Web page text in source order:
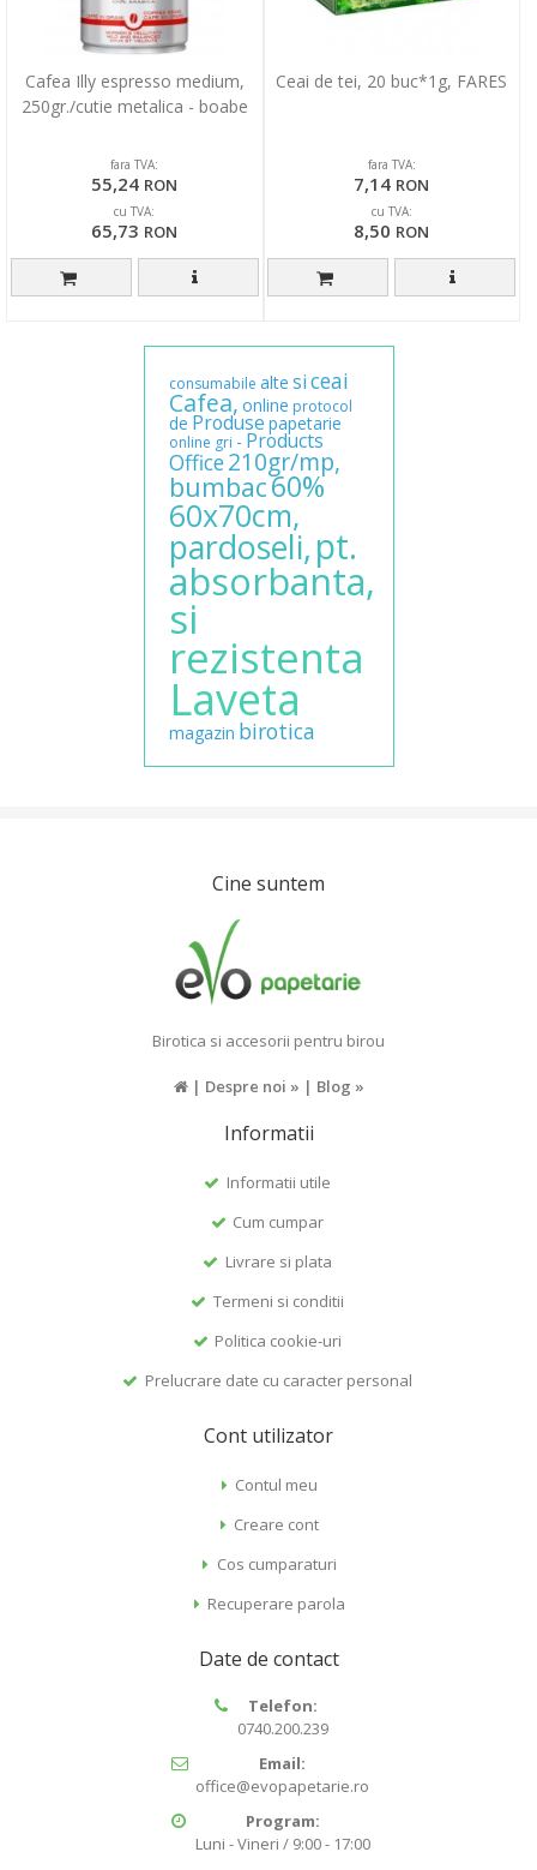
Cafea Illy espresso medium,
250gr./cutie metalica - boabe
fara TVA:
55,24 RON
cu TVA:
65,73 RON
Ceai de tei, 20 buc*1g, FARES
fara TVA:
7,14 RON
cu TVA:
8,50 RON
consumabile alte siceai
Cafea, online protocol
de Produse papetarie
online gri - Products
Office210gr/mp,
bumbac60%
60x70cm,
pardoseli,pt.
absorbanta,
si
rezistenta
Laveta
magazin birotica
Cine suntem
Birotica si accesorii pentru birou
| Despre noi » | Blog »
Informatii
Informatii utile
Cum cumpar
Livrare si plata
Termeni si conditii
Politica cookie-uri
Prelucrare date cu caracter personal
Cont utilizator
Contul meu
Creare cont
Cos cumparaturi
Recuperare parola
Date de contact
Telefon:
0740.200.239
Email:
office@evopapetarie.ro
Program:
Luni - Vineri / 9:00 - 17:00